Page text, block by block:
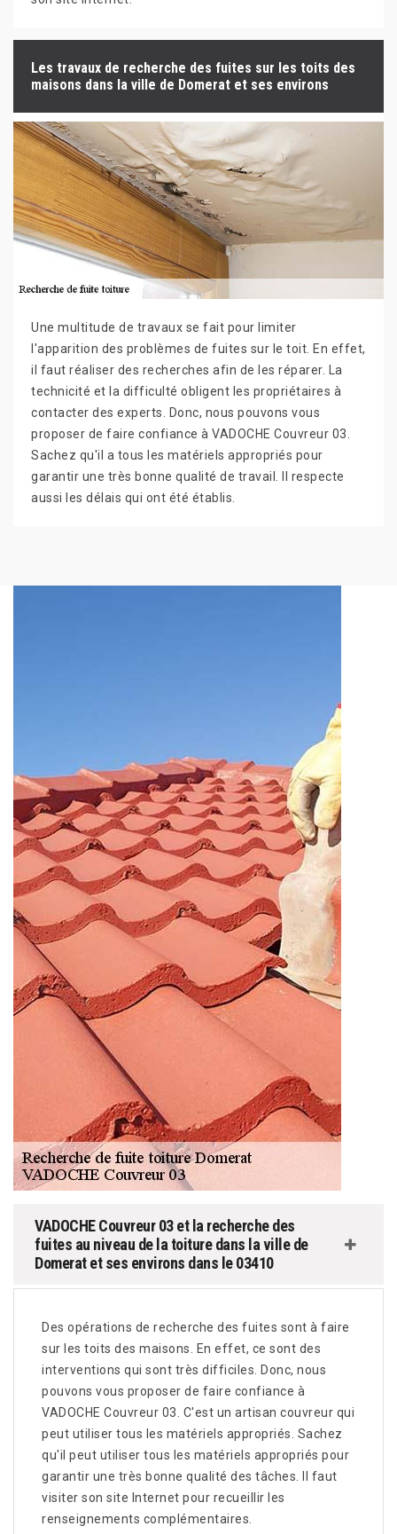
Les travaux de recherche des fuites sur les toits des
maisons dans la ville de Domerat et ses environs
Une multitude de travaux se fait pour limiter
l'apparition des problèmes de fuites sur le toit. En effet,
il faut réaliser des recherches afin de les réparer. La
technicité et la difficulté obligent les propriétaires à
contacter des experts. Donc, nous pouvons vous
proposer de faire confiance à VADOCHE Couvreur 03.
Sachez qu'il a tous les matériels appropriés pour
garantir une très bonne qualité de travail. Il respecte
aussi les délais qui ont été établis.
VADOCHE Couvreur 03 et la recherche des
fuites au niveau de la toiture dans la ville de
Domerat et ses environs dans le 03410
Des opérations de recherche des fuites sont à faire
sur les toits des maisons. En effet, ce sont des
interventions qui sont très difficiles. Donc, nous
pouvons vous proposer de faire confiance à
VADOCHE Couvreur 03. C'est un artisan couvreur qui
peut utiliser tous les matériels appropriés. Sachez
qu'il peut utiliser tous les matériels appropriés pour
garantir une très bonne qualité des tâches. Il faut
visiter son site Internet pour recueillir les
renseignements complémentaires.